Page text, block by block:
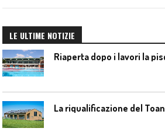
LE ULTIME NOTIZIE
Riaperta dopo i lavori la
La riqualificazione del